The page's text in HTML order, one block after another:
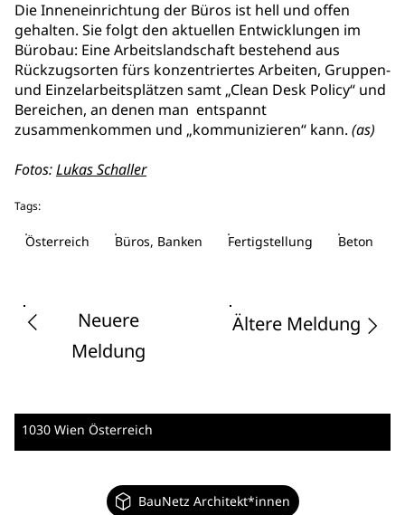
Die Inneneinrichtung der Büros ist hell und offen
gehalten. Sie folgt den aktuellen Entwicklungen im
Bürobau: Eine Arbeitslandschaft bestehend aus
Rückzugsorten fürs konzentriertes Arbeiten, Gruppen-
und Einzelarbeitsplätzen samt „Clean Desk Policy“ und
Bereichen, an denen man entspannt
zusammenkommen und „kommunizieren“ kann. (as)
Fotos:Lukas Schaller
Tags:
Österreich Büros, Banken Fertigstellung Beton
Neuere
Meldung
Ältere Meldung
1030 Wien Österreich
BauNetz Architekt*innen